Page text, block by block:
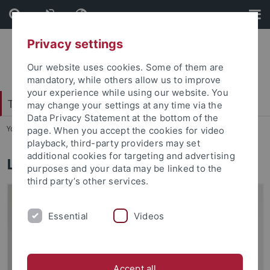
Skip
to
content
Skip
to
footer
Tübingen Center for Digital Education
You are here: Startseite ... Leitung
Leitung
Privacy settings
Our website uses cookies. Some of them are
mandatory, while others allow us to improve
your experience while using our website. You
may change your settings at any time via the
Data Privacy Statement at the bottom of the
page. When you accept the cookies for video
playback, third-party providers may set
additional cookies for targeting and advertising
purposes and your data may be linked to the
third party’s other services.
Essential Videos